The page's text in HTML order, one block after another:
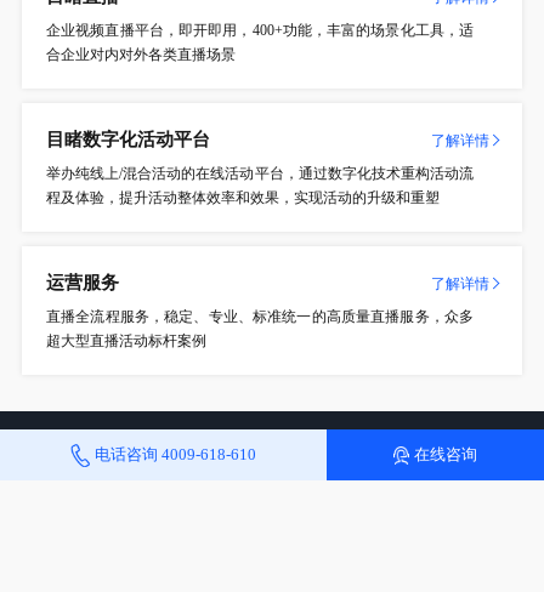
企业视频直播平台，即开即用，400+功能，丰富的场景化工具，适
合企业对内对外各类直播场景
目睹数字化活动平台
了解详情
举办纯线上/混合活动的在线活动平台，通过数字化技术重构活动流
程及体验，提升活动整体效率和效果，实现活动的升级和重塑
运营服务
了解详情
直播全流程服务，稳定、专业、标准统一的高质量直播服务，众多
超大型直播活动标杆案例
电话咨询 4009-618-610 在线咨询